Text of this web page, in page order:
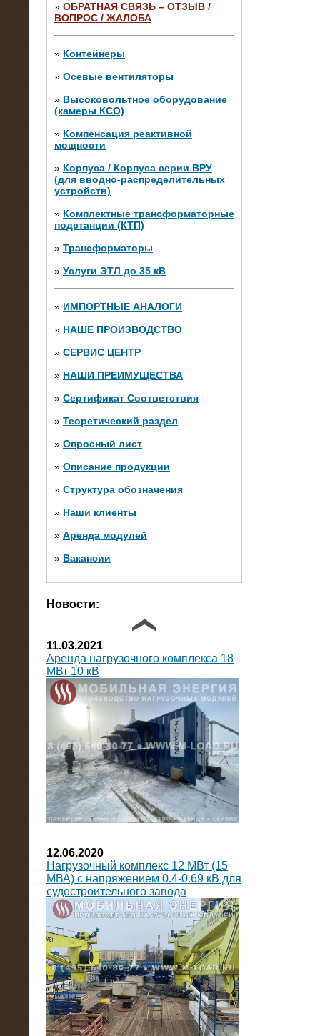
» ОБРАТНАЯ СВЯЗЬ – ОТЗЫВ /
ВОПРОС / ЖАЛОБА
» Контейнеры
» Осевые вентиляторы
» Высоковольтное оборудование
(камеры КСО)
» Компенсация реактивной
мощности
» Корпуса / Корпуса серии ВРУ
(для вводно-распределительных
устройств)
» Комплектные трансформаторные
подстанции (КТП)
» Трансформаторы
» Услуги ЭТЛ до 35 кВ
» ИМПОРТНЫЕ АНАЛОГИ
» НАШЕ ПРОИЗВОДСТВО
» СЕРВИС ЦЕНТР
» НАШИ ПРЕИМУЩЕСТВА
» Сертификат Соответствия
» Теоретический раздел
» Опросный лист
» Описание продукции
» Структура обозначения
» Наши клиенты
» Аренда модулей
» Вакансии
Новости:
10.04.2015
Аренда нагрузочного модуля 4 МВт,
10 кВ
28.02.2015
Нагрузочные модули 700 кВт (4
штуки)
10.10.2014
Нагрузочный комплекс 20 МВт в 2
яруса (напряжение 6-10 кВ)
11.03.2021
Аренда нагрузочного комплекса 18
МВт 10 кВ
12.06.2020
Нагрузочный комплекс 12 МВт (15
МВА) с напряжением 0.4-0.69 кВ для
судостроительного завода